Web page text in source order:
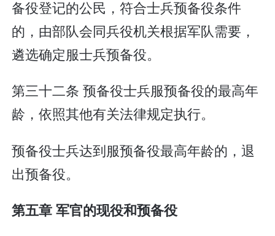
备役登记的公民，符合士兵预备役条件
的，由部队会同兵役机关根据军队需要，
遴选确定服士兵预备役。
第三十二条 预备役士兵服预备役的最高年
龄，依照其他有关法律规定执行。
预备役士兵达到服预备役最高年龄的，退
出预备役。
第五章 军官的现役和预备役